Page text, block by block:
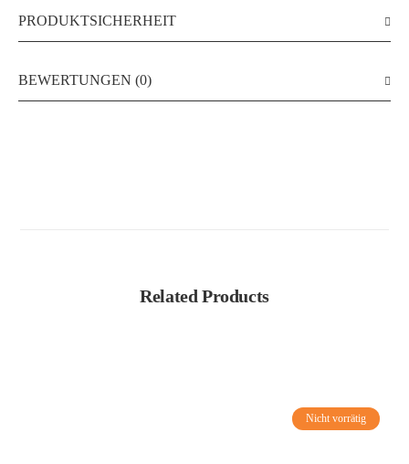
PRODUKTSICHERHEIT
BEWERTUNGEN (0)
Related Products
Nicht vorrätig